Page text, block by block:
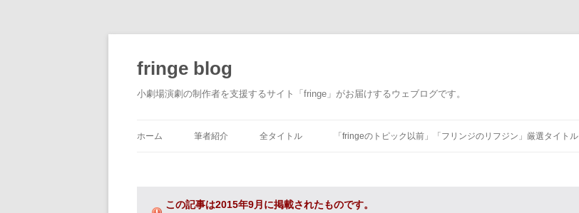
fringe blog
小劇場演劇の制作者を支援するサイト「fringe」がお届けするウェブログです。
ホーム 筆者紹介 全タイトル 「fringeのトピック以前」「フリンジのリフジン」厳選タイトル
この記事は2015年9月に掲載されたものです。